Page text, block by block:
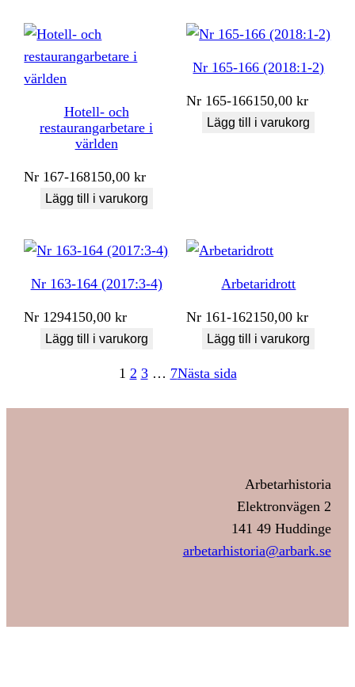
Hotell- och
restaurangarbetare i
världen
Nr 167-168150,00kr
Lägg till i varukorg
Nr 165-166 (2018:1-2)
Nr 165-166150,00kr
Lägg till i varukorg
Nr 163-164 (2017:3-4)
Nr 1294150,00kr
Lägg till i varukorg
Arbetaridrott
Nr 161-162150,00kr
Lägg till i varukorg
1 2 3 … 7Nästa sida
Arbetarhistoria
Elektronvägen 2
141 49 Huddinge
arbetarhistoria@arbark.se